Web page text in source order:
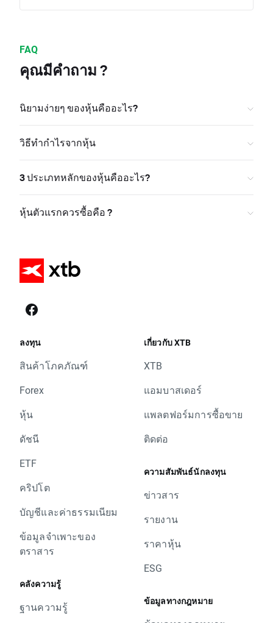
FAQ
คุณมีคำถาม ?
นิยามง่ายๆ ของหุ้นคืออะไร?
วิธีทำกำไรจากหุ้น
3 ประเภทหลักของหุ้นคืออะไร?
หุ้นตัวแรกควรซื้อคือ ?
ลงทุน
สินค้าโภคภัณฑ์
Forex
หุ้น
ดัชนี
ETF
คริปโต
บัญชีและค่าธรรมเนียม
ข้อมูลจำเพาะของ
ตราสาร
คลังความรู้
ฐานความรู้
เกี่ยวกับ XTB
XTB
แอมบาสเดอร์
แพลตฟอร์มการซื้อขาย
ติดต่อ
ความสัมพันธ์นักลงทุน
ข่าวสาร
รายงาน
ราคาหุ้น
ESG
ข้อมูลทางกฎหมาย